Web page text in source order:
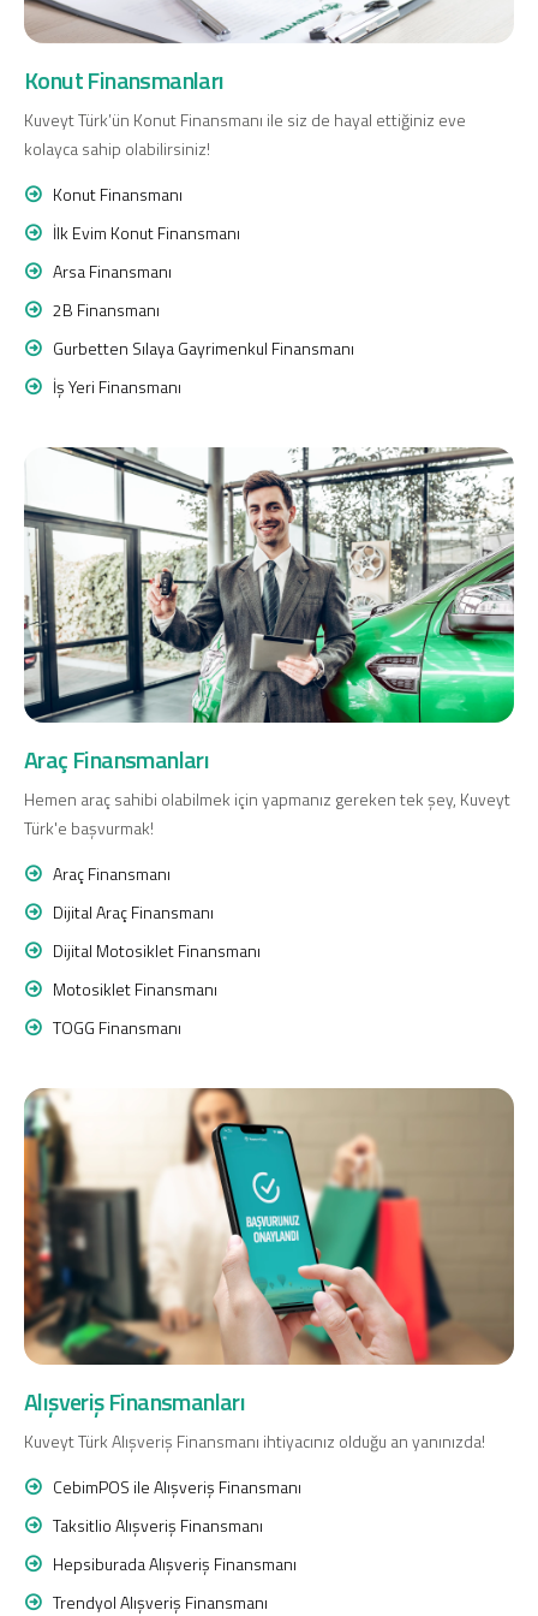
Şube ve ATM’ler
İletişim
Ürün ve Hizmet Ücretleri
Englishالعربية
Dijital Bankacılık Hakkımızda Finans Portalı
Yatırımcı İlişkileri
Şube ve ATM’ler
İletişim
Ürün ve Hizmet Ücretleri
Englishالعربية
Konut Finansmanı
Yatırım Fonları
Ticari Kartlar
Tarım Finansmanı
Leasing
Konut Finansmanları
Kuveyt Türk’ün Konut Finansmanı ile siz de hayal ettiğiniz eve
kolayca sahip olabilirsiniz!
Konut Finansmanı
İlk Evim Konut Finansmanı
Arsa Finansmanı
2B Finansmanı
Gurbetten Sılaya Gayrimenkul Finansmanı
İş Yeri Finansmanı
Araç Finansmanları
Hemen araç sahibi olabilmek için yapmanız gereken tek şey, Kuveyt
Türk'e başvurmak!
Araç Finansmanı
Dijital Araç Finansmanı
Dijital Motosiklet Finansmanı
Motosiklet Finansmanı
TOGG Finansmanı
Alışveriş Finansmanları
Kuveyt Türk Alışveriş Finansmanı ihtiyacınız olduğu an yanınızda!
CebimPOS ile Alışveriş Finansmanı
Taksitlio Alışveriş Finansmanı
Hepsiburada Alışveriş Finansmanı
Trendyol Alışveriş Finansmanı